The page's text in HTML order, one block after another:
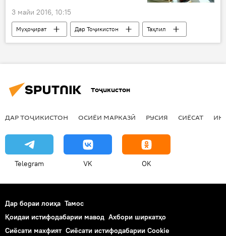
шикаст
сабқат шамшербозон
3 майи 2016, 10:15
Муҳоҷират Дар Тоҷикистон
Таҳлил
Ҳамаи хабарҳо
Бонки ҷаҳонӣ
Тоҷикистон
ДАР ТОҶИКИСТОН ОСИЁИ МАРКАЗӢ РУСИЯ СИЁСАТ
Telegram VK OK
Дар бораи лоиҳа Тамос
Қоидаи истифодабарии мавод Ахбори ширкатҳо
Сиёсати махфият Сиёсати истифодабарии Cookie